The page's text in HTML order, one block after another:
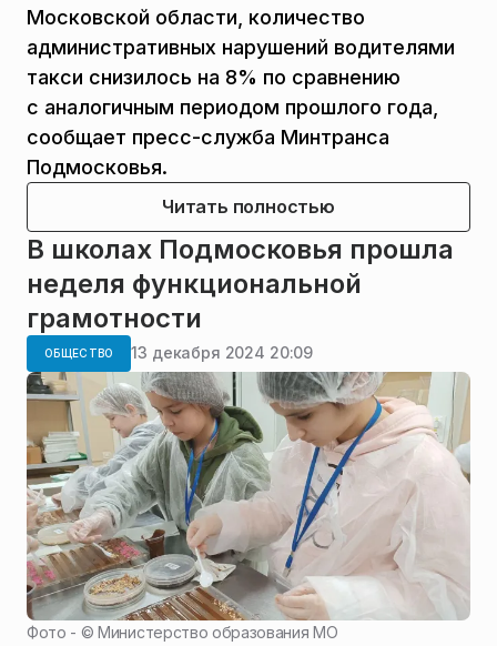
Московской области, количество
административных нарушений водителями
такси снизилось на 8% по сравнению
с аналогичным периодом прошлого года,
сообщает пресс-служба Минтранса
Подмосковья.
Читать полностью
В школах Подмосковья прошла
неделя функциональной
грамотности
ОБЩЕСТВО 13 декабря 2024 20:09
Фото - ©Министерство образования МО